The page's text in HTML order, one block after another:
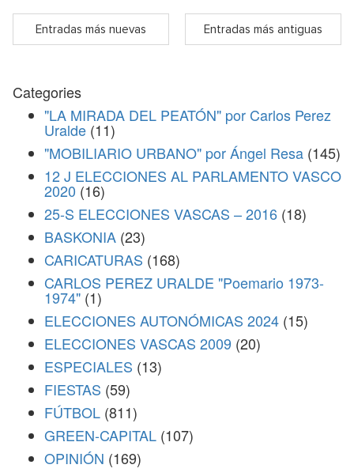
Entradas más nuevas Entradas más antiguas
Categories
"LA MIRADA DEL PEATÓN" por Carlos Perez
Uralde (11)
"MOBILIARIO URBANO" por Ángel Resa (145)
12 J ELECCIONES AL PARLAMENTO VASCO
2020 (16)
25-S ELECCIONES VASCAS – 2016 (18)
BASKONIA (23)
CARICATURAS (168)
CARLOS PEREZ URALDE "Poemario 1973-
1974" (1)
ELECCIONES AUTONÓMICAS 2024 (15)
ELECCIONES VASCAS 2009 (20)
ESPECIALES (13)
FIESTAS (59)
FÚTBOL (811)
GREEN-CAPITAL (107)
OPINIÓN (169)